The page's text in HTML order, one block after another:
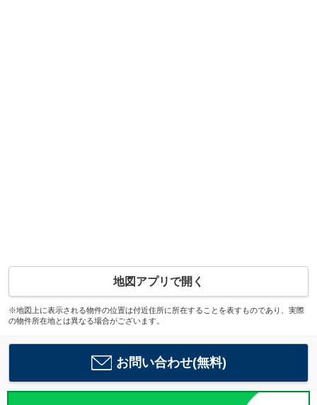
地図アプリで開く
※地図上に表示される物件の位置は付近住所に所在することを表すものであり、実際
の物件所在地とは異なる場合がございます。
お問い合わせ(無料)